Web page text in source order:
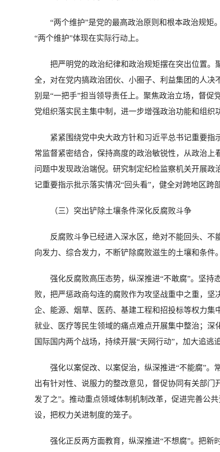
“两个维护”是党的最高政治原则和根本政治规矩。
“两个维护”体现在实际行动上。
把严明党的政治纪律和政治规矩摆在突出位置。聚
全，对在党内搞政治团伙、小圈子、利益集团的人
别是“一把手”担当领导责任上。聚焦政治立场，督
党组织落实民主集中制，进一步增强政治功能和组织
紧紧围绕党中央大政方针和习近平总书记重要指
常监督紧密结合，保持高度的政治敏锐性，从政治
问题中发现政治端倪。研究制定纪检监察机关开展
记重要指示批示落实情况“回头看”，健全对跨地区
（三）突出铲除土壤条件深化反腐败斗争
反腐败斗争已经进入深水区，绝对不能回头、不
向发力、综合发力，不断铲除腐败滋生的土壤和条件
强化反腐败高压态势，纵深推进“不敢腐”。坚持
败，把严惩政商勾连的腐败作为攻坚战重中之重，
企、能源、烟草、医药、基建工程和招投标等权力
就业、医疗等民生领域的痛点难点开展集中整治；
国际国内两个战场，持续开展“天网行动”，加大追
强化以案促改、以案促治，纵深推进“不能腐”。
出有针对性、说服力的整改意见，督促协同有关部
发了之”。推动重点领域体制机制改革，促进完善公
设，把权力关进制度的笼子。
强化正反两方面教育，纵深推进“不想腐”。把新